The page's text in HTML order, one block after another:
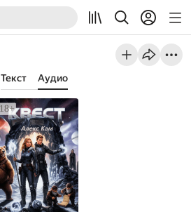
Текст Аудио